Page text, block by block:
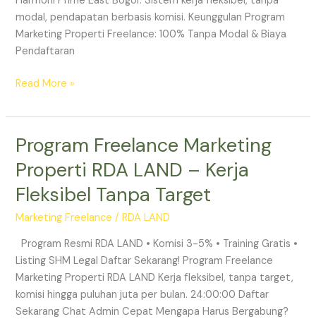
modal, pendapatan berbasis komisi. Keunggulan Program
Marketing Properti Freelance: 100% Tanpa Modal & Biaya
Pendaftaran
Read More »
Program Freelance Marketing
Properti RDA LAND – Kerja
Fleksibel Tanpa Target
Marketing Freelance /RDA LAND
Program Resmi RDA LAND • Komisi 3-5% • Training Gratis •
Listing SHM Legal Daftar Sekarang! Program Freelance
Marketing Properti RDA LAND Kerja fleksibel, tanpa target,
komisi hingga puluhan juta per bulan. 24:00:00 Daftar
Sekarang Chat Admin Cepat Mengapa Harus Bergabung?
Program
Freelance
Marketing
Properti
LAND
–
Kerja
Fleksibel
Tanpa
Target